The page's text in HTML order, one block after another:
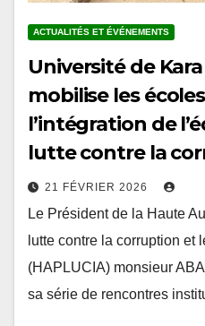
Université de Kara
mobilise les
l’intégration de
lutte contre la
Le Président de la Haute
lutte contre la corruption et
(HAPLUCIA) monsieur
sa série de rencontres